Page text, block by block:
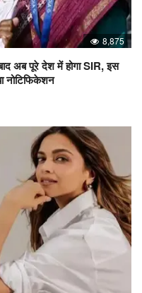
8,875
अब पूरे देश में होगा SIR, इस
नोटिफिकेशन